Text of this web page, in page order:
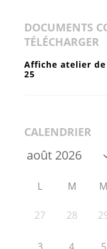
DOCUMENTS
TÉLÉCHARGER
Affiche atelier
25
CALENDRIER
L M M
27 28